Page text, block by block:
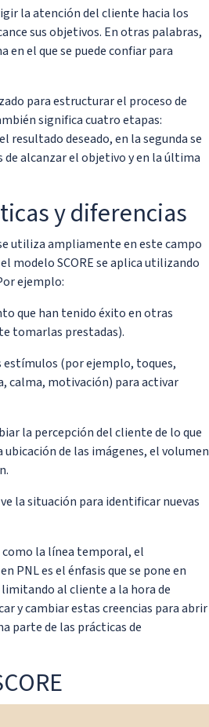
la atención del cliente hacia los
sus objetivos. En otras palabras,
en el que se puede confiar para
para estructurar el proceso de
significa cuatro etapas:
resultado deseado, en la segunda se
alcanzar el objetivo y en la última
y diferencias
utiliza ampliamente en este campo
modelo SCORE se aplica utilizando
ejemplo:
que han tenido éxito en otras
tomarlas prestadas).
estímulos (por ejemplo, toques,
calma, motivación) para activar
la percepción del cliente de lo que
de las imágenes, el volumen
la situación para identificar nuevas
como la línea temporal, el
PNL es el énfasis que se pone en
al cliente a la hora de
y cambiar estas creencias para abrir
parte de las prácticas de